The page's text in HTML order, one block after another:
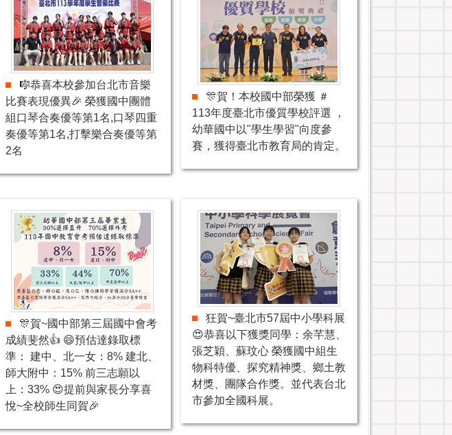
🎼恭喜本校參加台北市音樂
比賽表現優異🎉 榮獲國中團體
組口琴合奏優等第1名,口琴四重
奏優等第1名,打擊樂合奏優等第
2名
🎊賀！本校國中部榮獲 ＃
113年度臺北市優質學校評選 ，
幼華國中以"學生學習"向度參
賽，獲得臺北市教育局的肯定。
🎊賀~國中部第三屆國中會考
成績斐然👍 😄預估達錄取標
準： 建中、北一女：8% 建北、
師大附中：15% 前三志願以
上：33% 😍提前與家長分享喜
悅~全校師生同賀🎉
狂賀~臺北市57屆中小學科展
😍恭喜以下獲獎同學：余芊慧、
張芝穎、蘇玟心 榮獲國中組生
物科特優、探究精神獎、鄉土教
材獎、團隊合作獎。並代表台北
市參加全國科展。